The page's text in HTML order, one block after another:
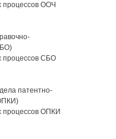
процессов ООЧ
процессов СБО
патентно-
процессов ОПКИ